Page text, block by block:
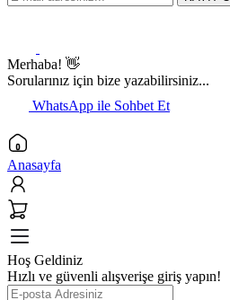
Merhaba! 👋
Sorularınız için bize yazabilirsiniz...
WhatsApp ile Sohbet Et
Anasayfa
Hoş Geldiniz
Hızlı ve güvenli alışverişe giriş yapın!